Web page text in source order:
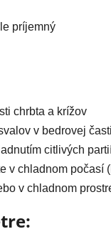
príjemný
chrbta a krížov
v bedrovej časti
citlivých
v chladnom počasí
v chladnom